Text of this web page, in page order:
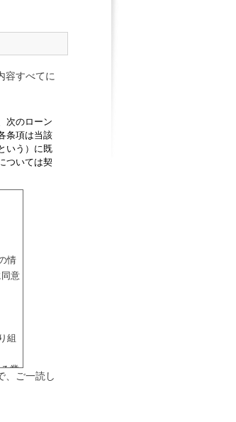
容すべてに
次のローン
条項は当該
いう）に既
ついては契
情
意
組
業
、ご一読し